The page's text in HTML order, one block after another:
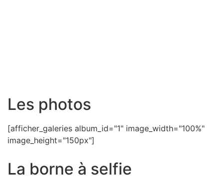
Les photos
[afficher_galeries album_id="1" image_width="100%"
image_height="150px"]
La borne à selfie